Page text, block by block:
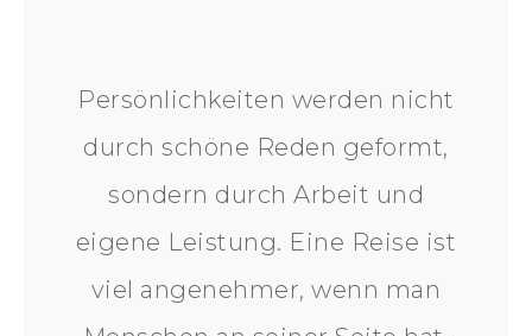
Persönlichkeiten werden nicht
durch schöne Reden geformt,
sondern durch Arbeit und
eigene Leistung. Eine Reise ist
viel angenehmer, wenn man